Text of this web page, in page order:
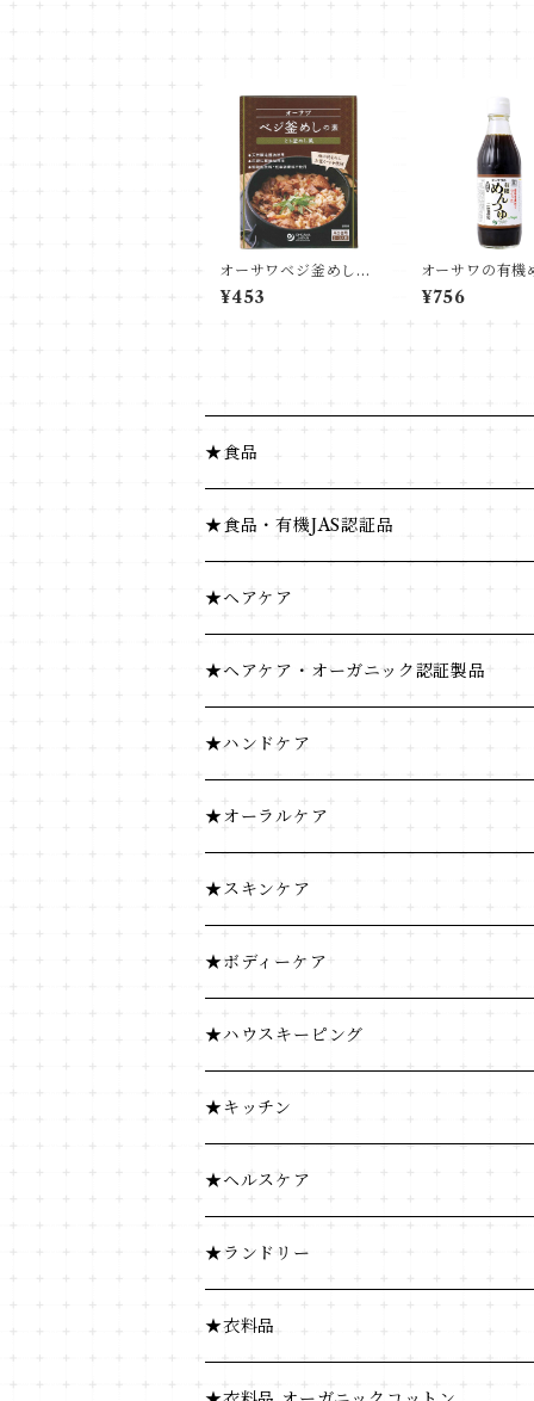
オーサワベジ釜めしの
素（とり釜めし風）
¥453
オーサワの有機
ゆ
¥756
★食品
健康食品
米・小麦・シリアル
菓子類
穀物飲料・飲料
調味料
コーヒー・茶類
加工食品
豆・ごま類
ふりかけ・漬物・佃煮
海藻・乾物
★食品・有機JAS認証品
健康食品
米・小麦・シリアル
菓子類
穀物飲料・飲料
調味料
コーヒー・茶類
加工食品
豆・ごま類
ふりかけ・漬物・佃煮
海藻・乾物
★ヘアケア
ヘナ
★ヘアケア・オーガニック認証製品
★ハンドケア
★オーラルケア
★スキンケア
★ボディーケア
★ハウスキーピング
★キッチン
★ヘルスケア
★ランドリー
★衣料品